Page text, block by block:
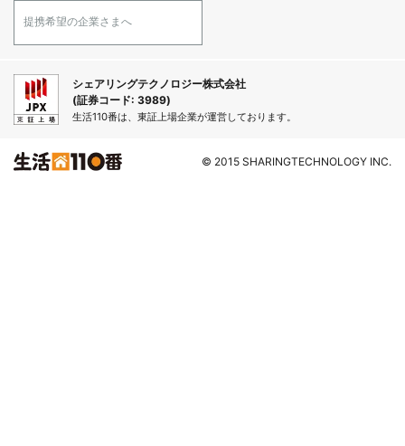
提携希望の企業さまへ
シェアリングテクノロジー株式会社
(証券コード: 3989)
生活110番は、東証上場企業が運営しております。
© 2015 SHARINGTECHNOLOGY INC.